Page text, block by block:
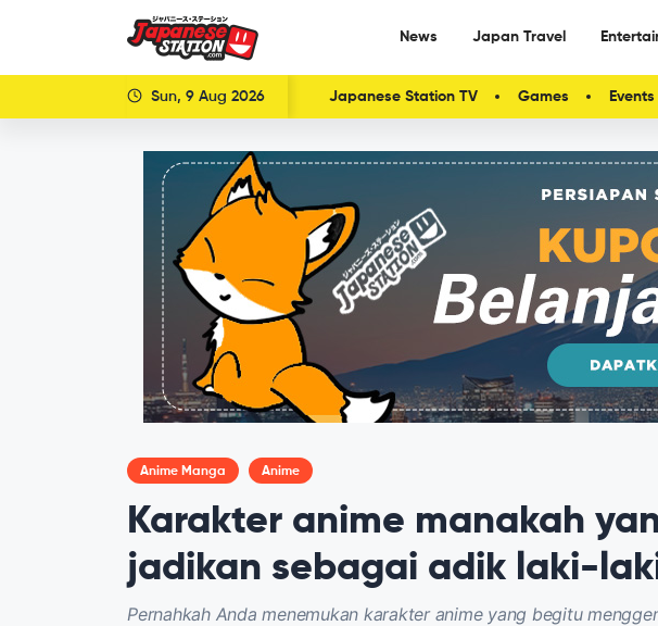
News Japan Travel
Sun, 9 Aug 2026 Japanese Station TV Games Events
Anime Manga Anime
Karakter anime manakah
jadikan sebagai adik laki-
Pernahkah Anda menemukan karakter anime yang begitu